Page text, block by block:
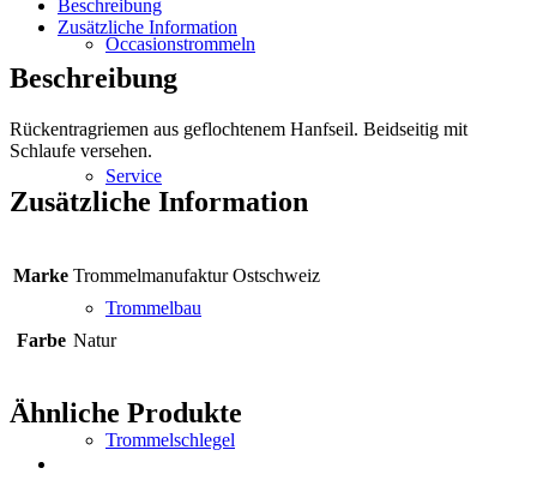
Occasionstrommeln
Service
Trommelbau
Trommelschlegel
Beschreibung
Zusätzliche Information
Beschreibung
Rückentragriemen aus geflochtenem Hanfseil. Beidseitig mit
Schlaufe versehen.
Zusätzliche Information
Marke Trommelmanufaktur Ostschweiz
Farbe Natur
Ähnliche Produkte